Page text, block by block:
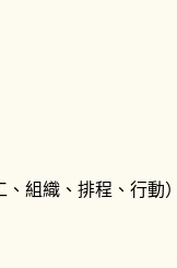
組織、排程、行動